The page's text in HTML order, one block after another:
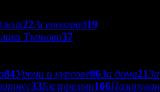
22Асеновград19
Търново37
84Уроци и курсове86За дома21
33Екстремни106